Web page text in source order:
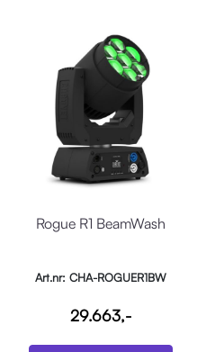
Rogue R1 BeamWash
Art.nr: CHA-ROGUER1BW
29.663,-